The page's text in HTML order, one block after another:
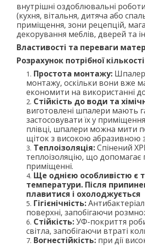
внутрішні оздоблювальні
(кухня, вітальня, дитяча або
приміщення, зони рецепцій,
декорування меблів, дверей та
Властивості та переваги
Розрахунок потрібної
Простота монтажу:
монтажу, оскільки вони вже
економити на використанні
Стійкість до води та
виготовлені шпалери мають
застосовувати їх у
плівці, шпалери можна мити
щіток з високою абразивною
Теплоізоляція:Спінений
теплоізоляцію, що
приміщенні.
Ще однією особливістю є
температури. Після
плавитися і охолоджується
Гігієнічність:
поверхні, запобігаючи
Стійкість:УФ-покриття
світла, запобігаючи втраті
Вогнестійкість: при дії